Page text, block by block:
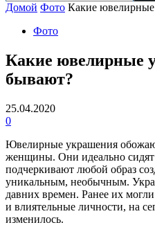
Домой Фото Какие
Фото
Какие ювелирные
бывают?
25.04.2020
0
Ювелирные украшения
женщины. Они идеально сидят
подчеркивают любой образ
уникальным, необычным.
давних времен. Ранее их
и влиятельные личности, на
изменилось.